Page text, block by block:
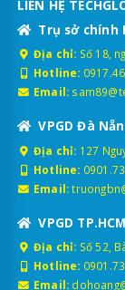
LIÊN HỆ
Trụ sở chính
Địa chỉ: Số 18,
Hotline:
Email:
VPGD Đà
Địa chỉ: 127
Hotline:
Email:
VPGD TP.HCM
Địa chỉ: Số 52,
Hotline:
Email: